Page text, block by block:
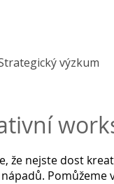
výzkum
že nejste dost
Pomůžeme